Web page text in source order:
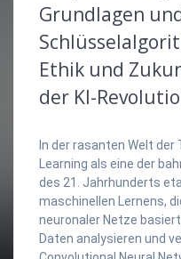
Grundlagen
Ethik und
der KI-
In der rasanten Welt
Learning als eine der
des 21. Jahrhunderts
maschinellen Lernens,
neuronaler Netze
Daten analysieren und